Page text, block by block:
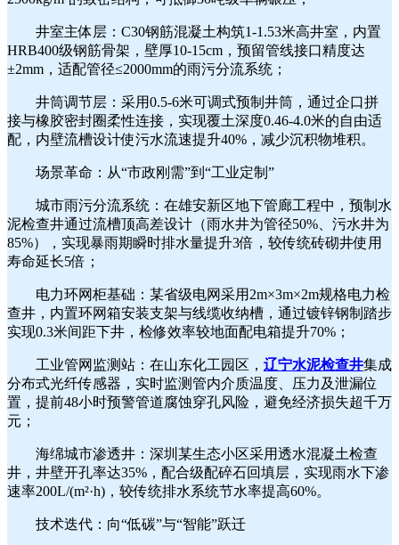
井室主体层：C30钢筋混凝土构筑1-1.53米高井室，内置
HRB400级钢筋骨架，壁厚10-15cm，预留管线接口精度达
±2mm，适配管径≤2000mm的雨污分流系统；
井筒调节层：采用0.5-6米可调式预制井筒，通过企口拼
接与橡胶密封圈柔性连接，实现覆土深度0.46-4.0米的自由适
配，内壁流槽设计使污水流速提升40%，减少沉积物堆积。
场景革命：从“市政刚需”到“工业定制”
城市雨污分流系统：在雄安新区地下管廊工程中，预制水
泥检查井通过流槽顶高差设计（雨水井为管径50%、污水井为
85%），实现暴雨期瞬时排水量提升3倍，较传统砖砌井使用
寿命延长5倍；
电力环网柜基础：某省级电网采用2m×3m×2m规格电力检
查井，内置环网箱安装支架与线缆收纳槽，通过镀锌钢制踏步
实现0.3米间距下井，检修效率较地面配电箱提升70%；
工业管网监测站：在山东化工园区， 辽宁水泥检查井集成
分布式光纤传感器，实时监测管内介质温度、压力及泄漏位
置，提前48小时预警管道腐蚀穿孔风险，避免经济损失超千万
元；
海绵城市渗透井：深圳某生态小区采用透水混凝土检查
井，井壁开孔率达35%，配合级配碎石回填层，实现雨水下渗
速率200L/(m²·h)，较传统排水系统节水率提高60%。
技术迭代：向“低碳”与“智能”跃迁